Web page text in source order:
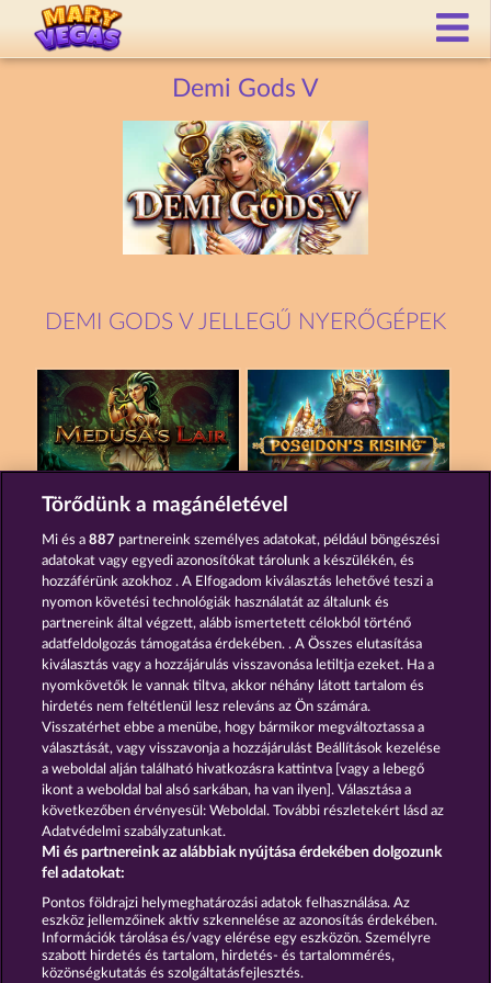
Demi Gods V
DEMI GODS V JELLEGŰ NYERŐGÉPEK
Medusa's Lair Poseidon's Rising
The Guardian God: Heimdall's Horn Demi Gods IV - The Golden Era
Részvételi feltételek
Adatkezelési tájékoztató Impresszum
A cég GYIK Partnerprogram
Törődünk a magánéletével
Mi és a887 partnereink személyes adatokat, például böngészési
adatokat vagy egyedi azonosítókat tárolunk a készülékén, és
hozzáférünk azokhoz . A Elfogadom kiválasztás lehetővé teszi a
nyomon követési technológiák használatát az általunk és
partnereink által végzett, alább ismertetett célokból történő
adatfeldolgozás támogatása érdekében. . A Összes elutasítása
kiválasztás vagy a hozzájárulás visszavonása letiltja ezeket. Ha a
nyomkövetők le vannak tiltva, akkor néhány látott tartalom és
hirdetés nem feltétlenül lesz releváns az Ön számára.
Visszatérhet ebbe a menübe, hogy bármikor megváltoztassa a
választását, vagy visszavonja a hozzájárulást Beállítások kezelése
a weboldal alján található hivatkozásra kattintva [vagy a lebegő
ikont a weboldal bal alsó sarkában, ha van ilyen]. Választása a
következőben érvényesül: Weboldal. További részletekért lásd az
Adatvédelmi szabályzatunkat.
Mi és partnereink az alábbiak nyújtása érdekében dolgozunk
fel adatokat:
Pontos földrajzi helymeghatározási adatok felhasználása. Az
eszköz jellemzőinek aktív szkennelése az azonosítás érdekében.
Információk tárolása és/vagy elérése egy eszközön. Személyre
szabott hirdetés és tartalom, hirdetés- és tartalommérés,
közönségkutatás és szolgáltatásfejlesztés.